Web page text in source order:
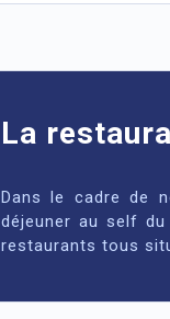
La
Dans le cadre de
déjeuner au self du
restaurants tous